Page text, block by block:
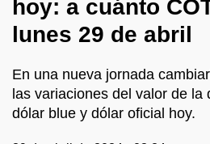
hoy: a cuánto
lunes 29 de abril
En una nueva jornada
las variaciones del valor de la
dólar blue y dólar oficial hoy.